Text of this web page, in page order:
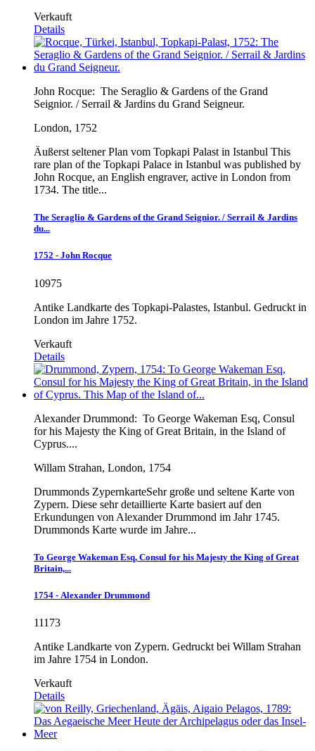
Verkauft
Details
John Rocque: The Seraglio & Gardens of the Grand
Seignior. / Serrail & Jardins du Grand Seigneur.
London, 1752
Äußerst seltener Plan vom Topkapi Palast in Istanbul This
rare plan of the Topkapi Palace in Istanbul was published by
John Rocque, an English engraver, active in London from
1734. The title...
The Seraglio & Gardens of the Grand Seignior. / Serrail & Jardins
du...
1752 - John Rocque
10975
Antike Landkarte des Topkapi-Palastes, Istanbul. Gedruckt in
London im Jahre 1752.
Verkauft
Details
Alexander Drummond: To George Wakeman Esq, Consul
for his Majesty the King of Great Britain, in the Island of
Cyprus....
Willam Strahan, London, 1754
Drummonds ZypernkarteSehr große und seltene Karte von
Zypern. Diese sehr detaillierte Karte basiert auf den
Erkundungen von Alexander Drummond im Jahr 1745.
Drummonds Karte wurde im Jahre...
To George Wakeman Esq, Consul for his Majesty the King of Great
Britain,...
1754 - Alexander Drummond
11173
Antike Landkarte von Zypern. Gedruckt bei Willam Strahan
im Jahre 1754 in London.
Verkauft
Details